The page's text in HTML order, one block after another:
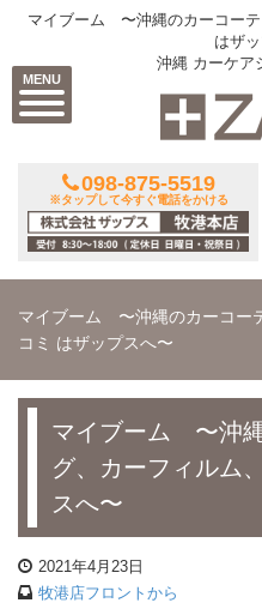
MENU
マイブーム 〜沖縄のカーコーテ
はザ
沖縄 カーケア
098-875-5519
※タップして今すぐ電話をかける
マイブーム 〜沖縄のカーコー
コミ はザップスへ〜
マイブーム 〜沖
グ、カーフィルム
スへ〜
2021年4月23日
牧港店フロントから